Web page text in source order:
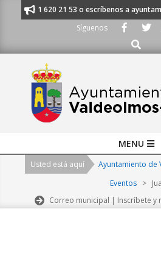
al 91 620 21 53 o escríbenos a
Síguenos
Buscar
Navigation
MENU
Usted está aquí Ayuntamiento de
Eventos
>
Correo municipal | Inscríbete y